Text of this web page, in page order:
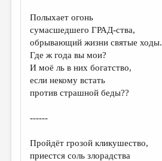
Полыхает огонь
сумасшедшего ГРАД-ства,
обрывающий жизни святые ходы.
Где ж года вы мои?
И моё ль в них богатство,
если некому встать
против страшной беды??
------
Пройдёт грозой кликушество,
приестся соль злорадства